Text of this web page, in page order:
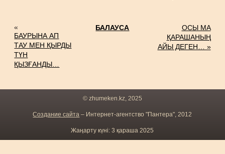
«
БАУРЫНА АП
ТАУ МЕН ҚЫРДЫ
ТҮН
ҚЫЗҒАНДЫ…
БАЛАУСА
ОСЫ МА
ҚАРАШАНЫҢ
АЙЫ ДЕГЕН… »
© zhumeken.kz, 2025
Создание сайта – Интернет-агентство "Пантера", 2012
Жаңарту күні: 3 қараша 2025